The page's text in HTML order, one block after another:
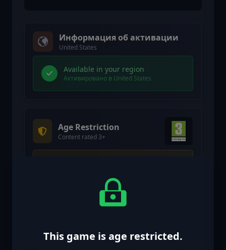
Информация об активации
United States
Available in your region
Активировано в United States
Age Restriction
Content rated 3+
Age verification confirmed
This game is age restricted.